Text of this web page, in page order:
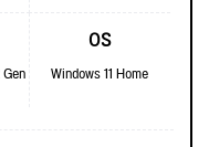
OS
Windows 11 Home